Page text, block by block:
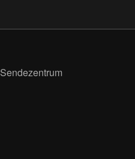
Sendezentrum